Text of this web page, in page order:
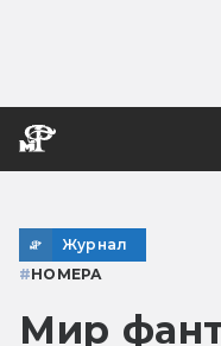
Журнал
#НОМЕРА
Мир